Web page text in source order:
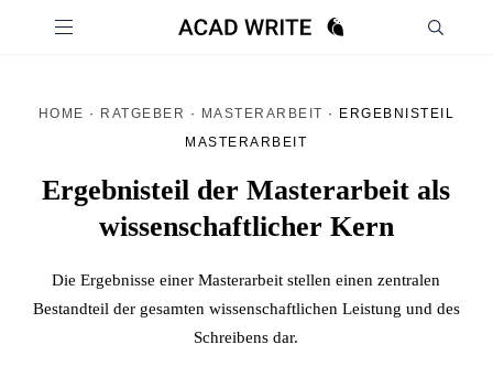
HOME · RATGEBER · MASTERARBEIT ·
ERGEBNISTEIL
MASTERARBEIT
Ergebnisteil der Masterarbeit als
wissenschaftlicher Kern
Die Ergebnisse einer Masterarbeit stellen einen zentralen
Bestandteil der gesamten wissenschaftlichen Leistung und des
Schreibens dar.